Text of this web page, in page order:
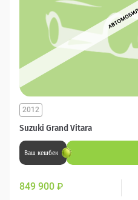
Suzuki Grand Vitara
2012
Ваш кешбек
849 900 ₽